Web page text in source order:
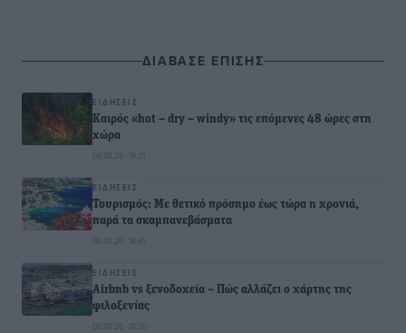
ΔΙΑΒΑΣΕ ΕΠΙΣΗΣ
ΕΙΔΉΣΕΙΣ
Καιρός «hot – dry – windy» τις επόμενες 48 ώρες στη
χώρα
08.08.26 · 19:21
ΕΙΔΉΣΕΙΣ
Τουρισμός: Με θετικό πρόσημο έως τώρα η χρονιά,
παρά τα σκαμπανεβάσματα
08.08.26 · 18:41
ΕΙΔΉΣΕΙΣ
Airbnb vs ξενοδοχεία – Πώς αλλάζει ο χάρτης της
φιλοξενίας
08.08.26 · 18:30